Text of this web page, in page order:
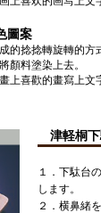
色圖案
的捻捻轉旋轉的方
顏料塗染上去。
上喜歡的畫寫上文
津軽桐
１．下駄台
します。
２．横鼻緒